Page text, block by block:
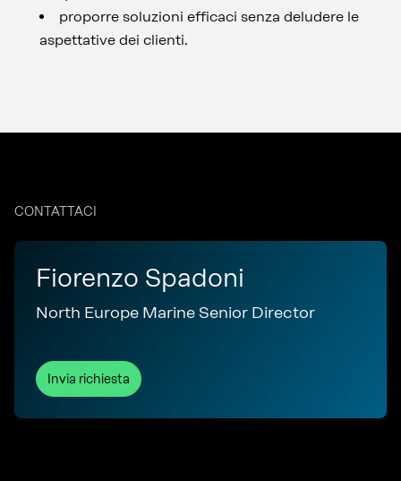
proporre soluzioni efficaci senza deludere le
aspettative dei clienti.
CONTATTACI
Fiorenzo Spadoni
North Europe Marine Senior Director
Invia richiesta